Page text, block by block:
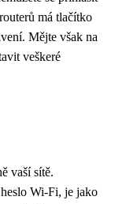
má tlačítko
Mějte však na
veškeré
vaší sítě.
Wi-Fi, je jako